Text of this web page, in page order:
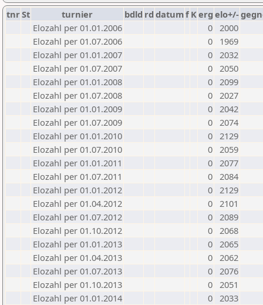
tnrSt turnier bdld rd datumf Kerg elo+/-
Elozahl per 01.01.2006
0 2000
Elozahl per 01.07.2006
0
1969
Elozahl per 01.01.2007
0 2032
Elozahl per 01.07.2007
0 2050
Elozahl per 01.01.2008
0 2099
Elozahl per 01.07.2008
0 2027
Elozahl per 01.01.2009
0 2042
Elozahl per 01.07.2009
0 2074
Elozahl per 01.01.2010
0 2129
Elozahl per 01.07.2010
0 2059
Elozahl per 01.01.2011
0 2077
Elozahl per 01.07.2011
0 2084
Elozahl per 01.01.2012
0 2129
Elozahl per 01.04.2012
0 2101
Elozahl per 01.07.2012
0 2089
Elozahl per 01.10.2012
0 2068
Elozahl per 01.01.2013
0 2065
Elozahl per 01.04.2013
0 2062
Elozahl per 01.07.2013
0 2076
Elozahl per 01.10.2013
0 2051
Elozahl per 01.01.2014
0 2033